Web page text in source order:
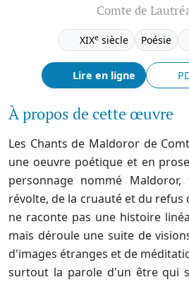
Comte de
XIXesiècle Poésie
Lire en ligne
À propos de cette œuvre
Les Chants de Maldoror de
une oeuvre poétique et en
personnage nommé
révolte, de la cruauté et du refus
ne raconte pas une histoire
mais déroule une suite de
d'images étranges et de
surtout la parole d'un être qui